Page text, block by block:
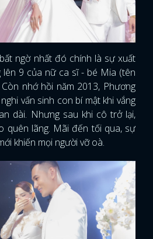
ngờ nhất đó chính là sự xuất
lên 9 của nữ ca sĩ - bé Mia (tên
nhớ hồi năm 2013, Phương
vấn sinh con bí mật khi vắng
dài. Nhưng sau khi cô trở lại,
quên lãng. Mãi đến tối qua, sự
khiến mọi người vỡ oà.